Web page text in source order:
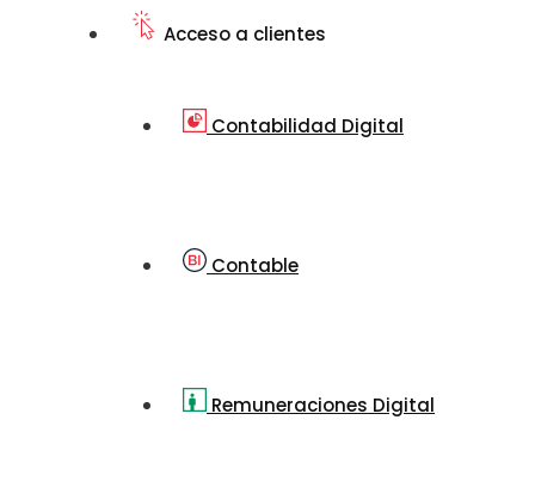
Acceso a clientes
Contabilidad Digital
Contable
Remuneraciones Digital